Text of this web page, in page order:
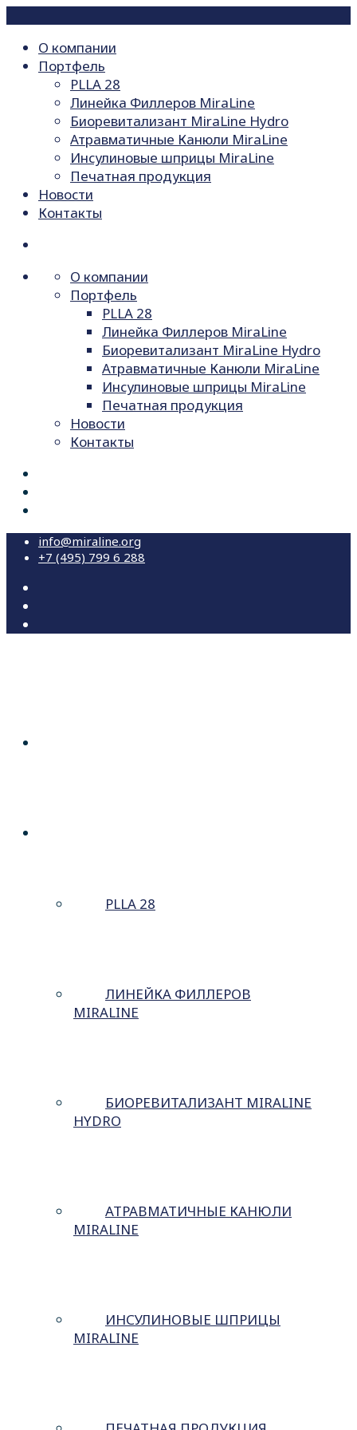
О компании
Портфель
PLLA 28
Линейка Филлеров MiraLine
Биоревитализант MiraLine Hydro
Атравматичные Канюли MiraLine
Инсулиновые шприцы MiraLine
Печатная продукция
Новости
Контакты
О компании
Портфель
PLLA 28
Линейка Филлеров MiraLine
Биоревитализант MiraLine Hydro
Атравматичные Канюли MiraLine
Инсулиновые шприцы MiraLine
Печатная продукция
Новости
Контакты
info@miraline.org
+7 (495) 799 6 288
PLLA 28
ЛИНЕЙКА ФИЛЛЕРОВ
MIRALINE
БИОРЕВИТАЛИЗАНТ MIRALINE
HYDRO
АТРАВМАТИЧНЫЕ КАНЮЛИ
MIRALINE
ИНСУЛИНОВЫЕ ШПРИЦЫ
MIRALINE